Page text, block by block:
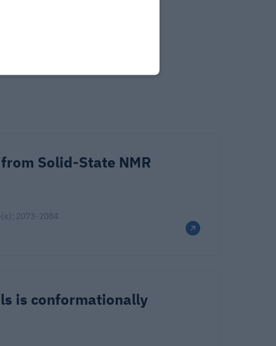
Solid-State NMR
2073-2084
is conformationally